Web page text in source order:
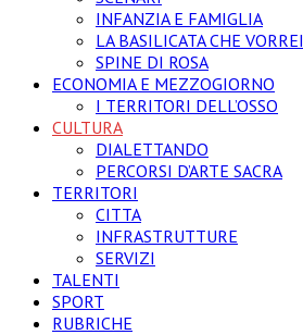
INFANZIA E FAMIGLIA
LA BASILICATA CHE VORREI
SPINE DI ROSA
ECONOMIA E MEZZOGIORNO
I TERRITORI DELL’OSSO
CULTURA
DIALETTANDO
PERCORSI D’ARTE SACRA
TERRITORI
CITTA
INFRASTRUTTURE
SERVIZI
TALENTI
SPORT
RUBRICHE